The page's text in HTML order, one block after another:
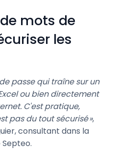
mots de
les
passe qui traîne sur un
ou bien directement
C'est pratique,
pas du tout sécurisé »,
consultant dans la